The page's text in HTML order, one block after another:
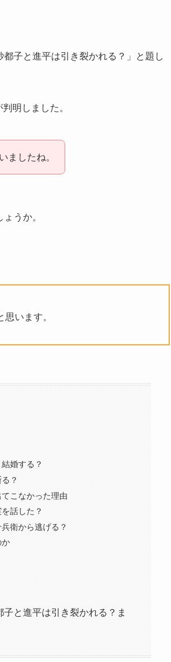
子と進平は引き裂かれる？」と題し
明しました。
ましたね。
うか。
います。
婚する？
？
こなかった理由
話した？
衛から逃げる？
か
と進平は引き裂かれる？ま